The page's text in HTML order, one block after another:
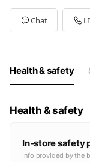
Sun12:00 - 21:00
Mon12:00 - 21:00
Tue
12:00 - 21:00
Sat12:00 - 21:00
営業時間外でも施術
Chat
Health & safety
Health & safety
In-store safety
Info provided by the